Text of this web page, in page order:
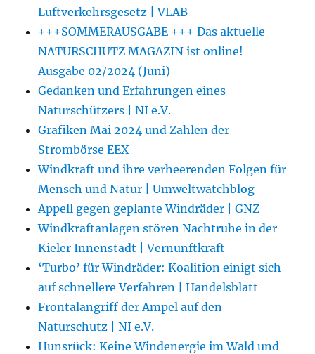
Luftverkehrsgesetz | VLAB
+++SOMMERAUSGABE +++ Das aktuelle
NATURSCHUTZ MAGAZIN ist online!
Ausgabe 02/2024 (Juni)
Gedanken und Erfahrungen eines
Naturschützers | NI e.V.
Grafiken Mai 2024 und Zahlen der
Strombörse EEX
Windkraft und ihre verheerenden Folgen für
Mensch und Natur | Umweltwatchblog
Appell gegen geplante Windräder | GNZ
Windkraftanlagen stören Nachtruhe in der
Kieler Innenstadt | Vernunftkraft
‘Turbo’ für Windräder: Koalition einigt sich
auf schnellere Verfahren | Handelsblatt
Frontalangriff der Ampel auf den
Naturschutz | NI e.V.
Hunsrück: Keine Windenergie im Wald und